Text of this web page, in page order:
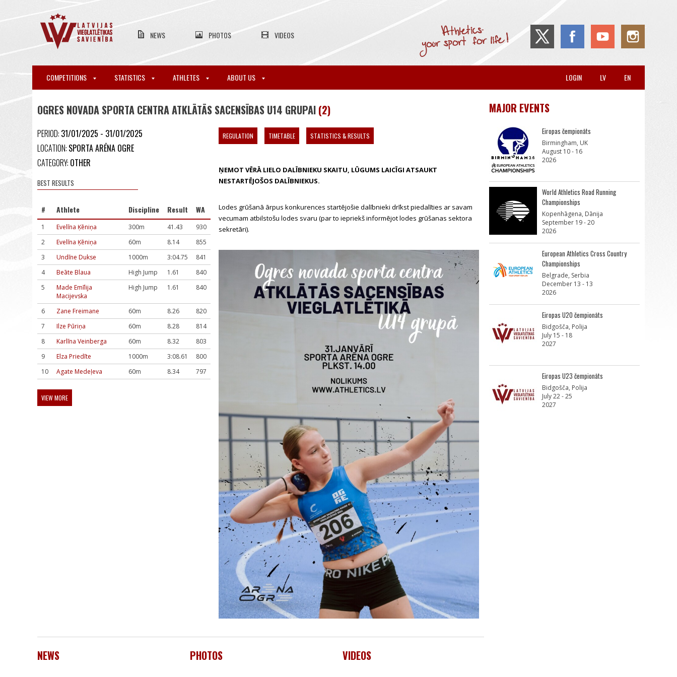
NEWS PHOTOS VIDEOS
COMPETITIONS STATISTICS ATHLETES ABOUT US EN
LV
LOGIN
OGRES NOVADA SPORTA CENTRA ATKLĀTĀS SACENSĪBAS U14 GRUPAI (2)
PERIOD: 31/01/2025 - 31/01/2025
LOCATION: SPORTA ARĒNA OGRE
CATEGORY: OTHER
BEST RESULTS
# Athlete Discipline Result WA
1 Evelīna Ķēniņa 300m 41.43
930
2
Evelīna Ķēniņa 60m 8.14
855
3
Undīne Dukse 1000m 3:04.75
841
4
Beāte Blaua High Jump 1.61
840
5
Made Emīlija
Macijevska
High Jump 1.61 840
6 Zane Freimane 60m 8.26
820
7
Ilze Pūriņa 60m 8.28
814
8
Karlīna Veinberga 60m 8.32
803
9
Elza Priedīte 1000m 3:08.61
800
10
Agate Medeļeva 60m 8.34 797
VIEW MORE
REGULATION TIMETABLE STATISTICS & RESULTS
ŅEMOT VĒRĀ LIELO DALĪBNIEKU SKAITU, LŪGUMS LAICĪGI ATSAUKT
NESTARTĒJOŠOS DALĪBNIEKUS.
Lodes grūšanā ārpus konkurences startējošie dalībnieki drīkst piedalīties ar savam
vecumam atbilstošu lodes svaru (par to iepriekš informējot lodes grūšanas sektora
sekretāri).
NEWS PHOTOS VIDEOS
MAJOR EVENTS
Eiropas čempionāts
Birmingham, UK
August 10 - 16
2026
World Athletics Road Running
Championships
Kopenhāgena, Dānija
September 19 - 20
2026
European Athletics Cross Country
Championships
Belgrade, Serbia
December 13 - 13
2026
Eiropas U20 čempionāts
Bidgošča, Polija
July 15 - 18
2027
Eiropas U23 čempionāts
Bidgošča, Polija
July 22 - 25
2027